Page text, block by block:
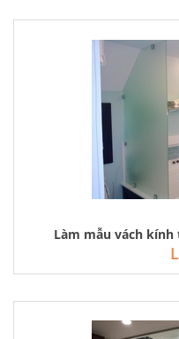
Làm mẫu vách